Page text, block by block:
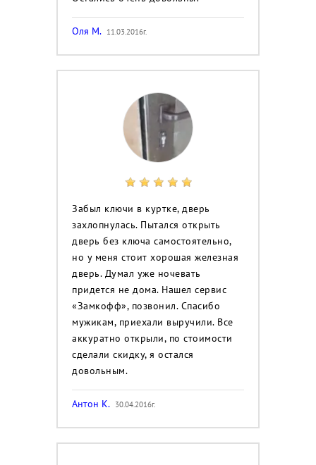
Оля М. 11.03.2016г.
Забыл ключи в куртке, дверь
захлопнулась. Пытался открыть
дверь без ключа самостоятельно,
но у меня стоит хорошая железная
дверь. Думал уже ночевать
придется не дома. Нашел сервис
«Замкофф», позвонил. Спасибо
мужикам, приехали выручили. Все
аккуратно открыли, по стоимости
сделали скидку, я остался
довольным.
Антон К. 30.04.2016г.